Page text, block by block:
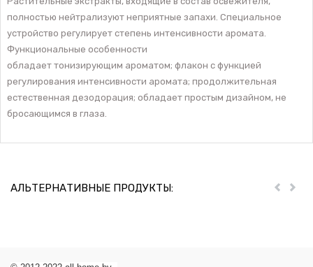
полностью нейтрализуют неприятные запахи. Специальное
устройство регулирует степень интенсивности аромата.
Функциональные особенности
обладает тонизирующим ароматом; флакон с функцией
регулирования интенсивности аромата; продолжительная
естественная дезодорация; обладает простым дизайном, не
бросающимся в глаза.
АЛЬТЕРНАТИВНЫЕ ПРОДУКТЫ: Пред